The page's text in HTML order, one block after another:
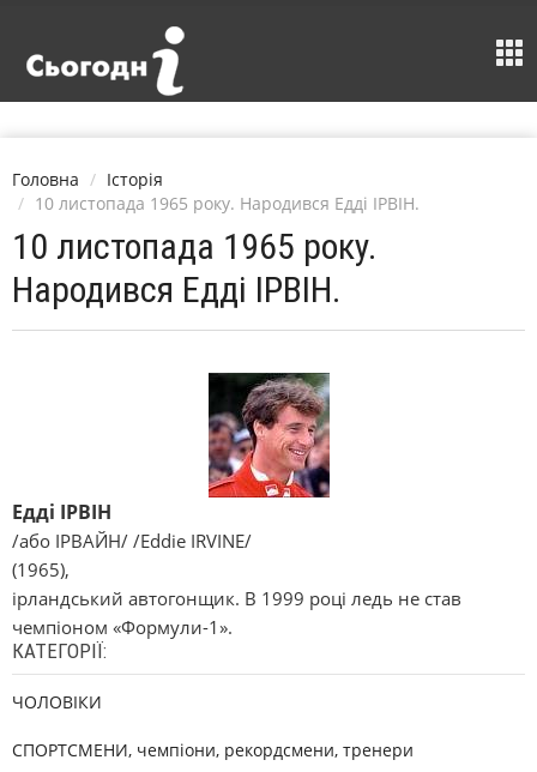
Головна
Історія
10 листопада 1965 року. Народився Едді ІРВІН.
10 листопада 1965 року.
Народився Едді ІРВІН.
Едді ІРВІН
/або ІРВАЙН/ /Eddie IRVINE/
(1965),
ірландський автогонщик. В 1999 році ледь не став
чемпіоном «Формули-1».
КАТЕГОРІЇ:
ЧОЛОВІКИ
СПОРТСМЕНИ, чемпіони, рекордсмени, тренери